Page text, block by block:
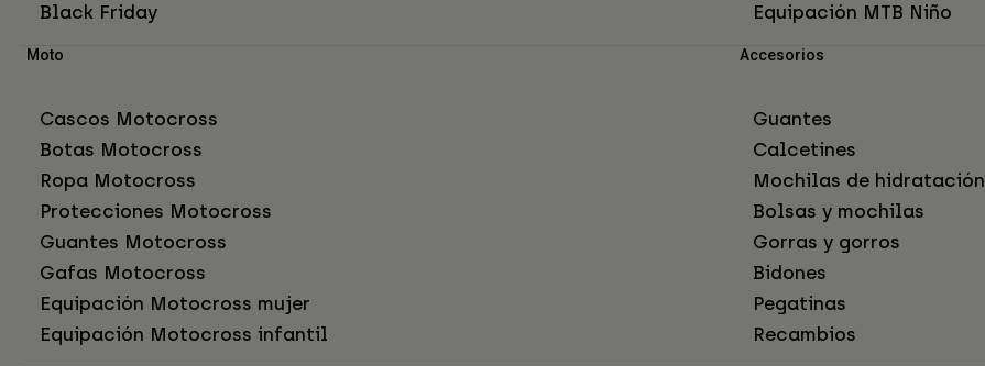
Black Friday
Equipación MTB Niño
Moto
Cascos Motocross
Botas Motocross
Ropa Motocross
Protecciones Motocross
Guantes Motocross
Gafas Motocross
Equipación Motocross mujer
Equipación Motocross infantil
Accesorios
Guantes
Calcetines
Mochilas de hidratación
Bolsas y mochilas
Gorras y gorros
Bidones
Pegatinas
Recambios